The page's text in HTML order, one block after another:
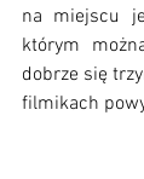
na miejscu
którym
dobrze się
filmikach